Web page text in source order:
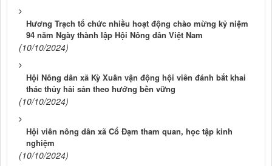
Hương Trạch tổ chức nhiều hoạt động chào mừng kỷ niệm
94 năm Ngày thành lập Hội Nông dân Việt Nam
(10/10/2024)
Hội Nông dân xã Kỳ Xuân vận động hội viên đánh bắt khai
thác thủy hải sản theo hướng bền vững
(10/10/2024)
Hội viên nông dân xã Cổ Đạm tham quan, học tập kinh
nghiệm
(10/10/2024)